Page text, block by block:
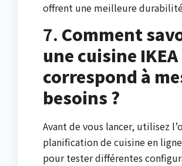
offrent une meilleure
7. Comment
une cuisine IKEA
correspond à
besoins ?
Avant de vous lancer, utilisez
planification de cuisine en ligne
pour tester différentes